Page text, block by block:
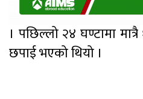
। पछिल्लो २४ घण्टामा
छपाई भएको थियो ।